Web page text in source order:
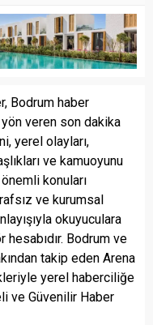
Bodrum haber
veren son dakika
yerel olayları,
ve kamuoyunu
konuları
ve kurumsal
okuyuculara
hesabıdır. Bodrum ve
takip eden Arena
yerel haberciliğe
ve Güvenilir Haber